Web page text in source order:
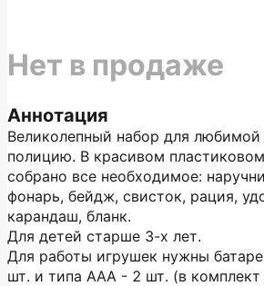
Аннотация
Великолепный набор для
полицию. В красивом
собрано все необходимое:
фонарь, бейдж, свисток, рация,
карандаш, бланк.
Для детей старше 3-х лет.
Для работы игрушек нужны
шт. и типа ААА - 2 шт. (в комплект
Нет в продаже